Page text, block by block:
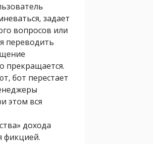
задает
вопросов или
переводить
прекращается.
бот перестает
этом вся
дохода
фикцией.